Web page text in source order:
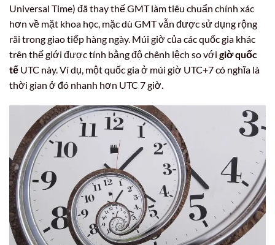
Universal Time) đã thay thế GMT làm tiêu chuẩn chính xác
hơn về mặt khoa học, mặc dù GMT vẫn được sử dụng rộng
rãi trong giao tiếp hàng ngày. Múi giờ của các quốc gia khác
trên thế giới được tính bằng độ chênh lệch so với giờ quốc
tế UTC này. Ví dụ, một quốc gia ở múi giờ UTC+7 có nghĩa là
thời gian ở đó nhanh hơn UTC 7 giờ.